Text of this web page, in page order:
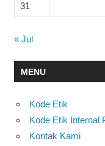
31
« Jul
MENU
Kode Etik
Kode Etik Internal
Kontak Kami